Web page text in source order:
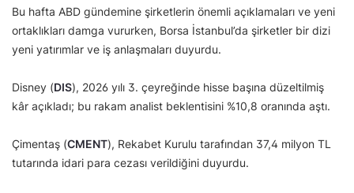
Bu hafta ABD gündemine şirketlerin önemli açıklamaları ve yeni
ortaklıkları damga vururken, Borsa İstanbul’da şirketler bir dizi
yeni yatırımlar ve iş anlaşmaları duyurdu.
Disney (DIS), 2026 yılı 3. çeyreğinde hisse başına düzeltilmiş
kâr açıkladı; bu rakam analist beklentisini %10,8 oranında aştı.
Çimentaş (CMENT), Rekabet Kurulu tarafından 37,4 milyon TL
tutarında idari para cezası verildiğini duyurdu.